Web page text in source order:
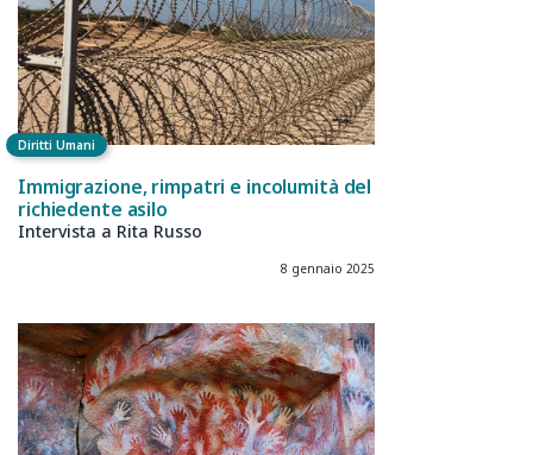
Diritti Umani
Immigrazione, rimpatri e incolumità del
richiedente asilo
Intervista a Rita Russo
8 gennaio 2025